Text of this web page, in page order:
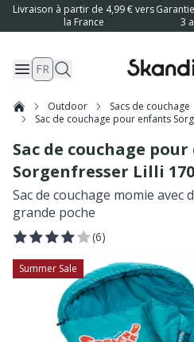
Livraison à partir de 4,99 € vers
la France
3
FR
Outdoor Sacs de couchage
Sac de couchage pour enfants
Sac de couchage
Sorgenfresser Lilli 170
Sac de couchage momie
grande poche
(6)
Summer Sale